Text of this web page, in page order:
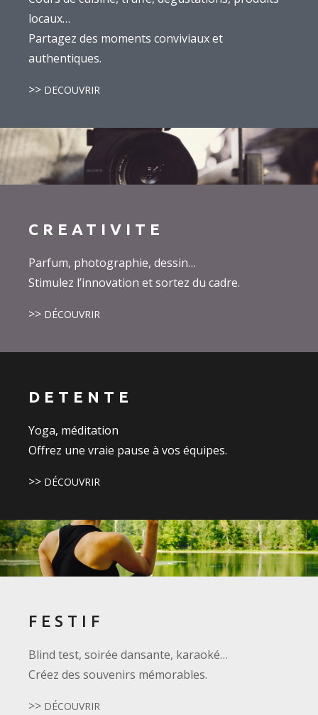
locaux…
Partagez des moments conviviaux et
authentiques.
>> DECOUVRIR
CREATIVITE
Parfum, photographie, dessin…
Stimulez l’innovation et sortez du cadre.
>> DÉCOUVRIR
DETENTE
Yoga, méditation
Offrez une vraie pause à vos équipes.
>> DÉCOUVRIR
FESTIF
Blind test, soirée dansante, karaoké…
Créez des souvenirs mémorables.
>> DÉCOUVRIR